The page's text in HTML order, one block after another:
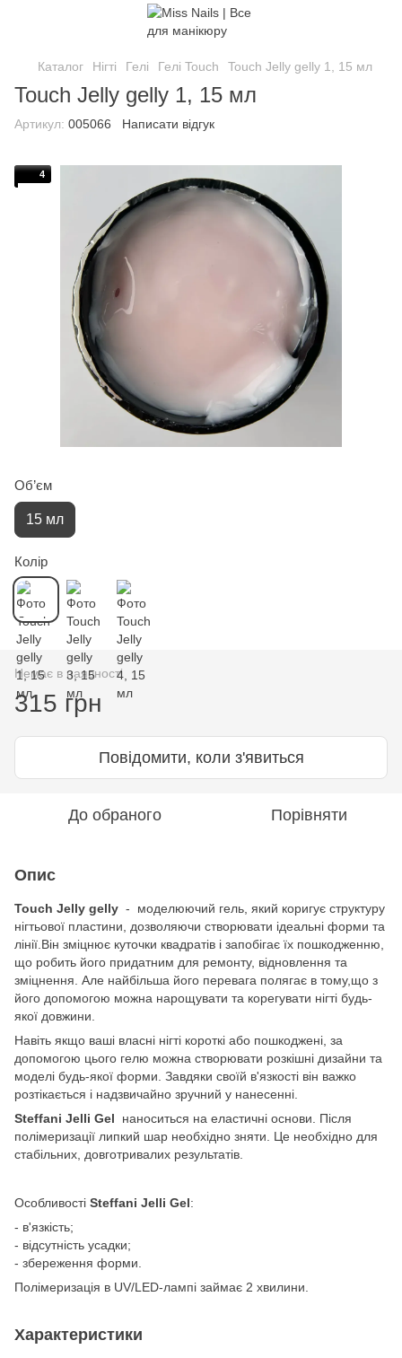
Каталог Нігті Гелі Гелі Touch Touch Jelly gelly 1, 15 мл
Touch Jelly gelly 1, 15 мл
Артикул: 005066 Написати відгук
4
Об’єм
15 мл
Колір
Немає в наявності
315 грн
Повідомити, коли з'явиться
До обраного Порівняти
Опис
Touch Jelly gelly - моделюючий гель, який коригує структуру
нігтьової пластини, дозволяючи створювати ідеальні форми та
лінії.Він зміцнює куточки квадратів і запобігає їх пошкодженню,
що робить його придатним для ремонту, відновлення та
зміцнення. Але найбільша його перевага полягає в тому,що з
його допомогою можна нарощувати та корегувати нігті будь-
якої довжини.
Навіть якщо ваші власні нігті короткі або пошкоджені, за
допомогою цього гелю можна створювати розкішні дизайни та
моделі будь-якої форми. Завдяки своїй в'язкості він важко
розтікається і надзвичайно зручний у нанесенні.
Steffani Jelli Gel
наноситься на еластичні основи. Після
полімеризації липкий шар необхідно зняти. Це необхідно для
стабільних, довготривалих результатів.
Особливості Steffani Jelli Gel:
- в'язкість;
- відсутність усадки;
- збереження форми.
Полімеризація в UV/LED-лампі займає 2 хвилини.
Характеристики